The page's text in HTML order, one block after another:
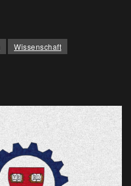
Wissenschaft